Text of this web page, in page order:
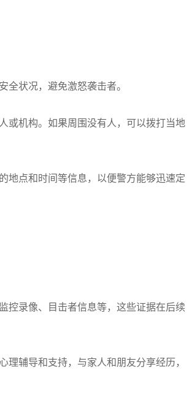
状况，避免激怒袭击者。
机构。如果周围没有人，可以拨打当地
点和时间等信息，以便警方能够迅速定
录像、目击者信息等，这些证据在后续
辅导和支持，与家人和朋友分享经历，